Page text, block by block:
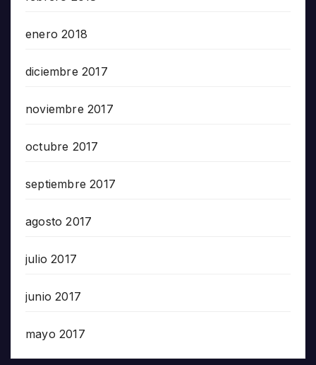
enero 2018
diciembre 2017
noviembre 2017
octubre 2017
septiembre 2017
agosto 2017
julio 2017
junio 2017
mayo 2017